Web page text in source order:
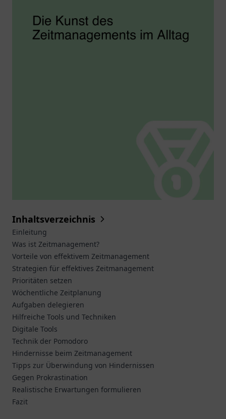
Inhaltsverzeichnis
Einleitung
Was ist Zeitmanagement?
Vorteile von effektivem Zeitmanagement
Strategien für effektives Zeitmanagement
Prioritäten setzen
Wöchentliche Zeitplanung
Aufgaben delegieren
Hilfreiche Tools und Techniken
Digitale Tools
Technik der Pomodoro
Hindernisse beim Zeitmanagement
Tipps zur Überwindung von Hindernissen
Gegen Prokrastination
Realistische Erwartungen formulieren
Fazit